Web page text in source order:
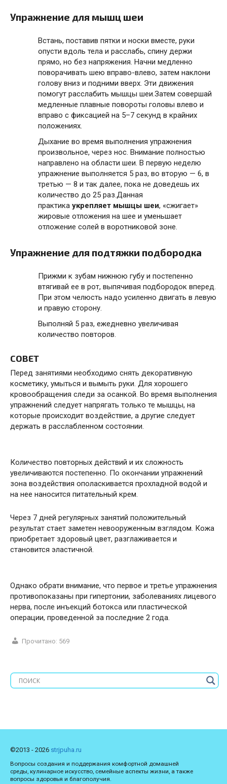
Упражнение для мышц шеи
Встань, поставив пятки и носки вместе, руки
опусти вдоль тела и расслабь, спину держи
прямо, но без напряжения. Начни медленно
поворачивать шею вправо-влево, затем наклони
голову вниз и подними вверх. Эти движения
помогут расслабить мышцы шеи.Затем совершай
медленные плавные повороты головы влево и
вправо с фиксацией на 5–7 секунд в крайних
положениях.
Дыхание во время выполнения упражнения
произвольное, через нос. Внимание полностью
направлено на области шеи. В первую неделю
упражнение выполняется 5 раз, во вторую — 6, в
третью — 8 и так далее, пока не доведешь их
количество до 25 раз.Данная
практика укрепляет мышцы шеи, «сжигает»
жировые отложения на шее и уменьшает
отложение солей в воротниковой зоне.
Упражнение для подтяжки подбородка
Прижми к зубам нижнюю губу и постепенно
втягивай ее в рот, выпячивая подбородок вперед.
При этом челюсть надо усиленно двигать в левую
и правую сторону.
Выполняй 5 раз, ежедневно увеличивая
количество повторов.
СОВЕТ
Перед занятиями необходимо снять декоративную
косметику, умыться и вымыть руки. Для хорошего
кровообращения следи за осанкой. Во время выполнения
упражнений следует напрягать только те мышцы, на
которые происходит воздействие, а другие следует
держать в расслабленном состоянии.
Количество повторных действий и их сложность
увеличиваются постепенно. По окончании упражнений
зона воздействия ополаскивается прохладной водой и
на нее наносится питательный крем.
Через 7 дней регулярных занятий положительный
результат стает заметен невооруженным взглядом. Кожа
приобретает здоровый цвет, разглаживается и
становится эластичной.
Однако обрати внимание, что первое и третье упражнения
противопоказаны при гипертонии, заболеваниях лицевого
нерва, после инъекций ботокса или пластической
операции, проведенной за последние 2 года.
Прочитано: 569
©2013 - 2026 strjpuha.ru
Вопросы создания и поддержания комфортной домашней
среды, кулинарное искусство, семейные аспекты жизни, а также
вопросы здоровья и благополучия.